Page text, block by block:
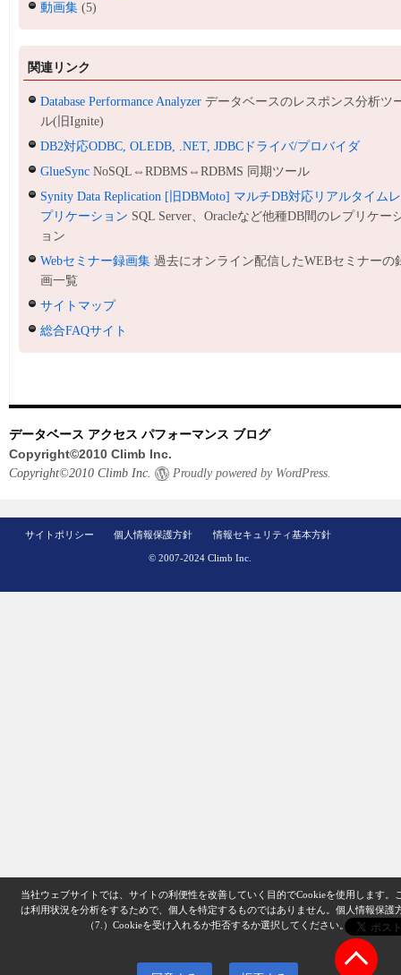
動画集 (5)
関連リンク
Database Performance Analyzer データベースのレスポンス分析ツ
ル(旧Ignite)
DB2対応ODBC, OLEDB, .NET, JDBCドライバ/プロバイダ
GlueSync NoSQL⇔RDBMS⇔RDBMS 同期ツール
Synity Data Replication [旧DBMoto] マルチDB対応リアルタイムレ
プリケーション SQL Server、Oracleなど他種DB間のレプリケー
ョン
Webセミナー録画集 過去にオンライン配信したWEBセミナーの
画一覧
サイトマップ
総合FAQサイト
データベース アクセス パフォーマンス ブログ
Copyright©2010 Climb Inc.
Copyright©2010 Climb Inc. Proudly powered by WordPress.
サイトポリシー 個人情報保護方針 情報セキュリティ基本方針
© 2007-2024 Climb Inc.
当社ウェブサイトでは、サイトの利便性を改善していく目的でCookieを使用します。
は利用状況を分析をするためで、個人を特定するものではありません。 個人情報保護
（7.）Cookieを受け入れるか拒否するか選択してください。